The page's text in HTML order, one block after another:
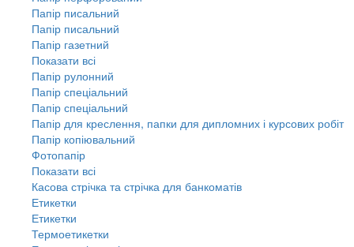
Папір писальний
Папір писальний
Папір газетний
Показати всі
Папір рулонний
Папір спеціальний
Папір спеціальний
Папір для креслення, папки для дипломних і курсових робіт
Папір копіювальний
Фотопапір
Показати всі
Касова стрічка та стрічка для банкоматів
Етикетки
Етикетки
Термоетикетки